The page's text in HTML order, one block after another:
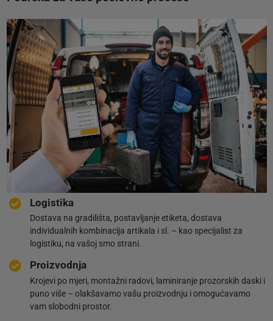
Logistika
Dostava na gradilišta, postavljanje etiketa, dostava
individualnih kombinacija artikala i sl. – kao specijalist za
logistiku, na vašoj smo strani.
Proizvodnja
Krojevi po mjeri, montažni radovi, laminiranje prozorskih daski i
puno više – olakšavamo vašu proizvodnju i omogućavamo
vam slobodni prostor.